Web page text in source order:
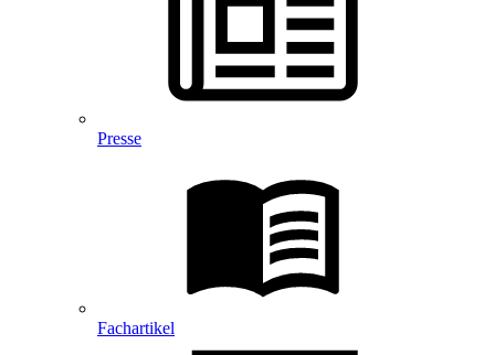
Presse
Fachartikel